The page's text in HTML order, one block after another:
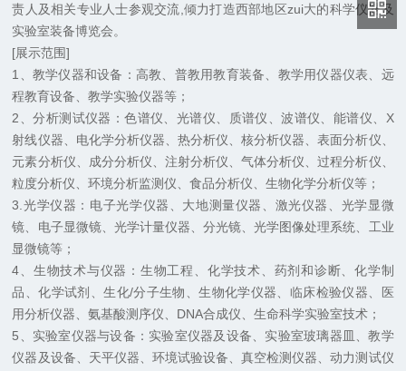
责人及相关专业人士参观交流,倾力打造西部地区zui大的科学仪器及
实验室装备博览会。
[展示范围]
1、教学仪器和设备：高教、普教用教育装备、教学用仪器仪表、远
程教育设备、教学实验仪器等；
2、分析测试仪器：色谱仪、光谱仪、质谱仪、波谱仪、能谱仪、X
射线仪器、电化学分析仪器、热分析仪、核分析仪器、表面分析仪、
元素分析仪、成分分析仪、注射分析仪、气体分析仪、过程分析仪、
粒度分析仪、环境分析监测仪、食品分析仪、生物化学分析仪等；
3.光学仪器：电子光学仪器、大地测量仪器、激光仪器、光学显微
镜、电子显微镜、光学计量仪器、分光镜、光学图像处理系统、工业
显微镜等；
4、生物技术与仪器：生物工程、化学技术、药剂和诊断、化学制
品、化学试剂、生化/分子生物、生物化学仪器、临床检验仪器、医
用分析仪器、氨基酸测序仪、DNA合成仪、生命科学实验室技术；
5、实验室仪器与设备：实验室仪器及设备、实验室玻璃器皿、教学
仪器及设备、天平仪器、环境试验设备、真空检测仪器、动力测试仪